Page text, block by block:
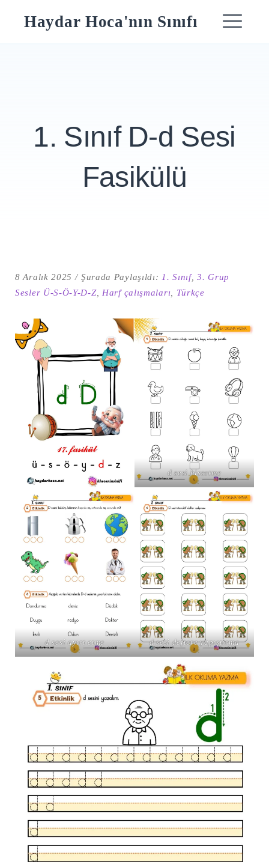
Haydar Hoca'nın Sınıfı
Şu
kelime
için
arama
sonuçları:
ARA
1. Sınıf D-d Sesi
Fasikülü
8 Aralık 2025 Şurada Paylaşıldı: 1. Sınıf,3. Grup
Sesler Ü-S-Ö-Y-D-Z, Harf çalışmaları Türkçe
d sesi hissetme
d sesi ayırt etme d sesi deftere yapıştırma